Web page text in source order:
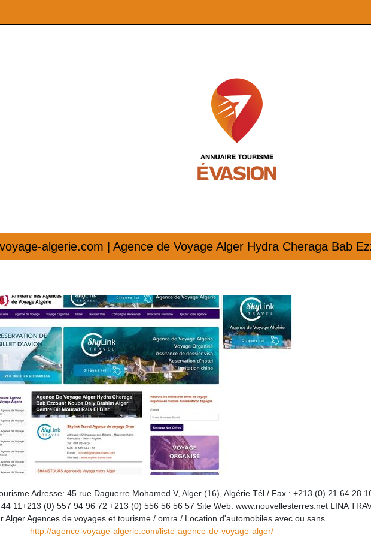
algerie.com | Agence de Voyage Alger Hydra Cheraga Bab
Adresse: 45 rue Daguerre Mohamed V, Alger (16), Algérie Tél / Fax : +213 (0) 21 64 28
11+213 (0) 557 94 96 72 +213 (0) 556 56 56 57 Site Web: www.nouvellesterres.net LINA
Alger Agences de voyages et tourisme / omra / Location d'automobiles avec ou sans
http://agence-voyage-algerie.com/liste-agence-de-voyage-alger/